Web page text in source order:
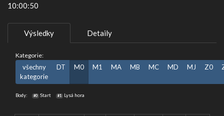
10:00:50
Výsledky Detaily
Kategorie:
všechny
kategorie
DT M0 M1 MA MB MC MD MJ Z0
Body: #0 Start #1 Lysá hora